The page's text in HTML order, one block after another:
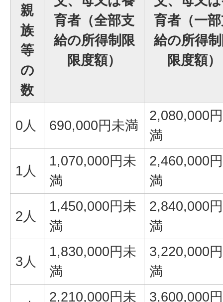
親
族
等
の
数
育者（全部支
給の所得制限
限度額）
育者（一
給の所得
限度額）
0人 690,000円未満
2,080,000
満
1人
1,070,000円未
満
2,460,000
満
2人
1,450,000円未
満
2,840,000
満
3人
1,830,000円未
満
3,220,000
満
2,210,000円未
3,600,000